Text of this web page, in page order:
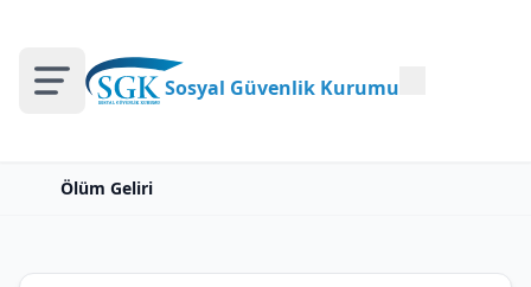
Sosyal Güvenlik Kurumu
Ölüm Geliri